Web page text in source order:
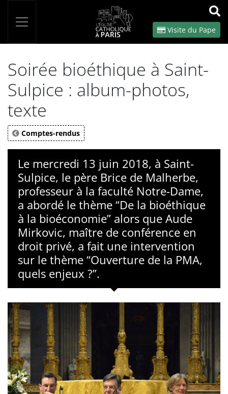
OK
Visite du Pape
Soirée bioéthique à Saint-
Sulpice : album-photos,
texte
Comptes-rendus
Le mercredi 13 juin 2018, à Saint-
Sulpice, le père Brice de Malherbe,
professeur à la faculté Notre-Dame,
a abordé le thème “De la bioéthique
à la bioéconomie” alors que Aude
Mirkovic, maître de conférence en
droit privé, a fait une intervention
sur le thème “Ouverture de la PMA,
quels enjeux ?”.
Panneau de gestion des cookies